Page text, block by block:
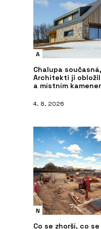
A
Chalupa
Architekti ji
a místním
4. 8. 2026
N
Co se zhorší, co